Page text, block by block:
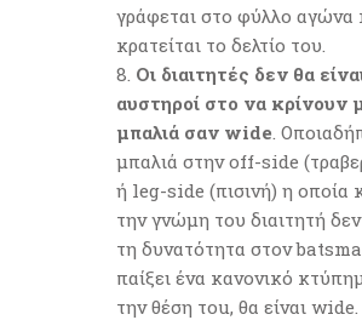
γράφεται στο φύλλο αγώνα
κρατείται το δελτίο του.
Οι διαιτητές δεν θα
αυστηροί στο να κρίνουν
μπαλιά σαν wide.
μπαλιά στην off-side
ή leg-side (πισινή) η οποία
την γνώμη του διαιτητή δεν
τη δυνατότητα στον
παίξει ένα κανονικό
την θέση τou, θα είναι